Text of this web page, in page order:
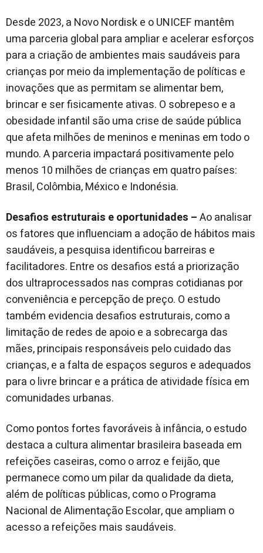
Desde 2023, a Novo Nordisk e o UNICEF mantêm
uma parceria global para ampliar e acelerar esforços
para a criação de ambientes mais saudáveis para
crianças por meio da implementação de políticas e
inovações que as permitam se alimentar bem,
brincar e ser fisicamente ativas. O sobrepeso e a
obesidade infantil são uma crise de saúde pública
que afeta milhões de meninos e meninas em todo o
mundo. A parceria impactará positivamente pelo
menos 10 milhões de crianças em quatro países:
Brasil, Colômbia, México e Indonésia.
Desafios estruturais e oportunidades –Ao analisar
os fatores que influenciam a adoção de hábitos mais
saudáveis, a pesquisa identificou barreiras e
facilitadores. Entre os desafios está a priorização
dos ultraprocessados nas compras cotidianas por
conveniência e percepção de preço. O estudo
também evidencia desafios estruturais, como a
limitação de redes de apoio e a sobrecarga das
mães, principais responsáveis pelo cuidado das
crianças, e a falta de espaços seguros e adequados
para o livre brincar e a prática de atividade física em
comunidades urbanas.
Como pontos fortes favoráveis à infância, o estudo
destaca a cultura alimentar brasileira baseada em
refeições caseiras, como o arroz e feijão, que
permanece como um pilar da qualidade da dieta,
além de políticas públicas, como o Programa
Nacional de Alimentação Escolar, que ampliam o
acesso a refeições mais saudáveis.